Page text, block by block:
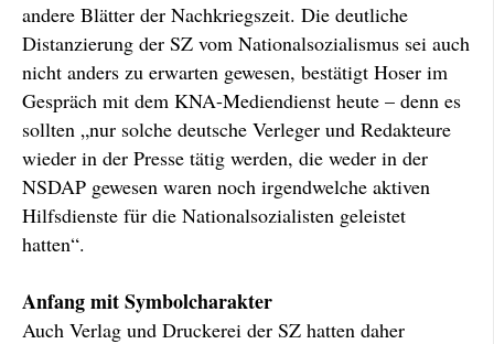
andere Blätter der Nachkriegszeit. Die deutliche
Distanzierung der SZ vom Nationalsozialismus sei auch
nicht anders zu erwarten gewesen, bestätigt Hoser im
Gespräch mit dem KNA-Mediendienst heute – denn es
sollten „nur solche deutsche Verleger und Redakteure
wieder in der Presse tätig werden, die weder in der
NSDAP gewesen waren noch irgendwelche aktiven
Hilfsdienste für die Nationalsozialisten geleistet
hatten“.
Anfang mit Symbolcharakter
Auch Verlag und Druckerei der SZ hatten daher